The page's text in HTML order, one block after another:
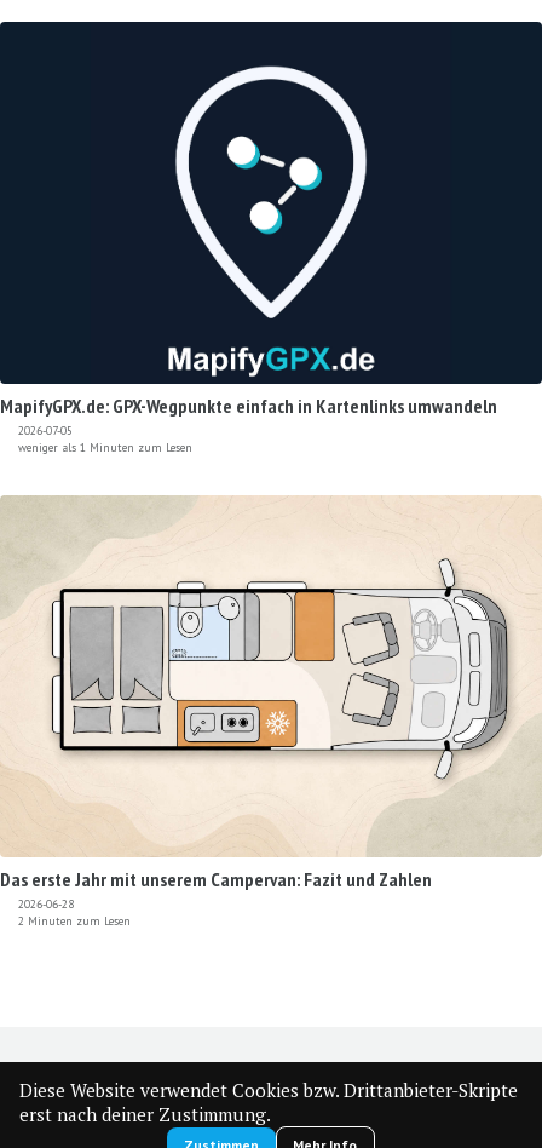
MapifyGPX.de: GPX-Wegpunkte einfach in Kartenlinks umwandeln
2026-07-05
weniger als 1 Minuten zum Lesen
Das erste Jahr mit unserem Campervan: Fazit und Zahlen
2026-06-28
2 Minuten zum Lesen
FEED
MatthiasMunz.de 👋 . Möglich durch Minimal Mistakes
Diese Website verwendet Cookies bzw. Drittanbieter-Skripte
erst nach deiner Zustimmung.